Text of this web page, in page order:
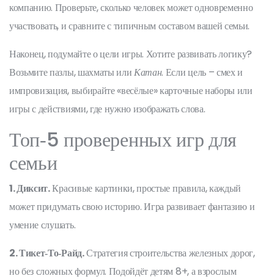
компанию. Проверьте, сколько человек может одновременно
участвовать, и сравните с типичным составом вашей семьи.
Наконец, подумайте о цели игры. Хотите развивать логику?
Возьмите пазлы, шахматы илиКатан. Если цель – смех и
импровизация, выбирайте «весёлые» карточные наборы или
игры с действиями, где нужно изображать слова.
Топ‑5 проверенных игр для
семьи
1. Диксит.Красивые картинки, простые правила, каждый
может придумать свою историю. Игра развивает фантазию и
умение слушать.
2. Тикет‑То‑Райд.Стратегия строительства железных дорог,
но без сложных формул. Подойдёт детям 8+, а взрослым